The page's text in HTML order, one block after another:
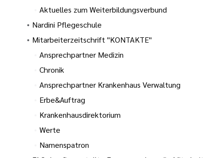
Aktuelles zum Weiterbildungsverbund
Nardini Pflegeschule
Mitarbeiterzeitschrift "KONTAKTE"
Ansprechpartner Medizin
Chronik
Ansprechpartner Krankenhaus Verwaltung
Erbe&Auftrag
Krankenhausdirektorium
Werte
Namenspatron